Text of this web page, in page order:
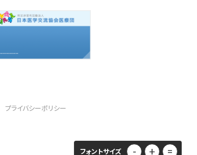
プライバシーポリシー
フォントサイズ - + =